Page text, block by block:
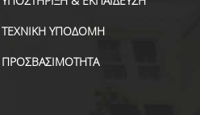
ΤΕΧΝΙΚΗ ΥΠΟΔΟΜΗ
ΠΡΟΣΒΑΣΙΜΟΤΗΤΑ